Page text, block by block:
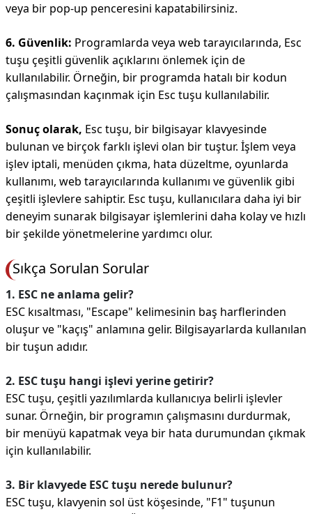
veya bir pop-up penceresini kapatabilirsiniz.
6. Güvenlik: Programlarda veya web tarayıcılarında, Esc
tuşu çeşitli güvenlik açıklarını önlemek için de
kullanılabilir. Örneğin, bir programda hatalı bir kodun
çalışmasından kaçınmak için Esc tuşu kullanılabilir.
Sonuç olarak, Esc tuşu, bir bilgisayar klavyesinde
bulunan ve birçok farklı işlevi olan bir tuştur. İşlem veya
işlev iptali, menüden çıkma, hata düzeltme, oyunlarda
kullanımı, web tarayıcılarında kullanımı ve güvenlik gibi
çeşitli işlevlere sahiptir. Esc tuşu, kullanıcılara daha iyi bir
deneyim sunarak bilgisayar işlemlerini daha kolay ve hızlı
bir şekilde yönetmelerine yardımcı olur.
Sıkça Sorulan Sorular
1. ESC ne anlama gelir?
ESC kısaltması, "Escape" kelimesinin baş harflerinden
oluşur ve "kaçış" anlamına gelir. Bilgisayarlarda kullanılan
bir tuşun adıdır.
2. ESC tuşu hangi işlevi yerine getirir?
ESC tuşu, çeşitli yazılımlarda kullanıcıya belirli işlevler
sunar. Örneğin, bir programın çalışmasını durdurmak,
bir menüyü kapatmak veya bir hata durumundan çıkmak
için kullanılabilir.
3. Bir klavyede ESC tuşu nerede bulunur?
ESC tuşu, klavyenin sol üst köşesinde, "F1" tuşunun